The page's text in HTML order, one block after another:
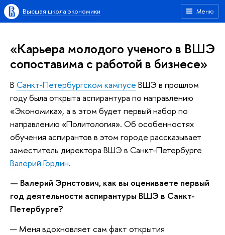
Меню
Высшая школа экономики
«Карьера молодого ученого в ВШЭ
сопоставима с работой в бизнесе»
В Санкт-Петербургском кампусе ВШЭ в прошлом
году была открыта аспирантура по направлению
«Экономика», а в этом будет первый набор по
направлению «Политология». Об особенностях
обучения аспирантов в этом городе рассказывает
заместитель директора ВШЭ в Санкт-Петербурге
Валерий Гордин.
— Валерий Эрнстович, как вы оцениваете первый
год деятельности аспирантуры ВШЭ в Санкт-
Петербурге?
— Меня вдохновляет сам факт открытия